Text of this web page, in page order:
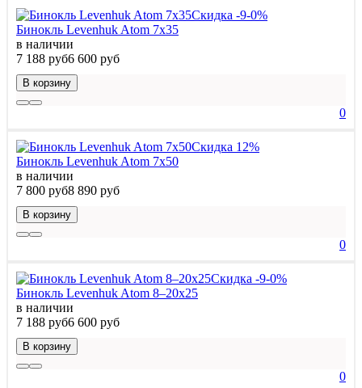
Скидка -9-0%
Бинокль Levenhuk Atom 7x35
в наличии
7 188 руб6 600 руб
В корзину
0
Скидка 12%
Бинокль Levenhuk Atom 7x50
в наличии
7 800 руб8 890 руб
В корзину
0
Скидка -9-0%
Бинокль Levenhuk Atom 8–20x25
в наличии
7 188 руб6 600 руб
В корзину
0